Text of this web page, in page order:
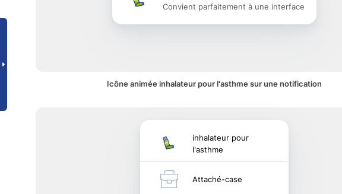
Convient parfaitement à une interface
Icône animée inhalateur pour l'asthme sur une notification
inhalateur pour
l'asthme
Attaché-case